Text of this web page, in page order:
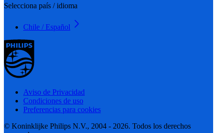
Selecciona país / idioma
Chile / Español
Aviso de Privacidad
Condiciones de uso
Preferencias para cookies
© Koninklijke Philips N.V., 2004 - 2026. Todos los derechos